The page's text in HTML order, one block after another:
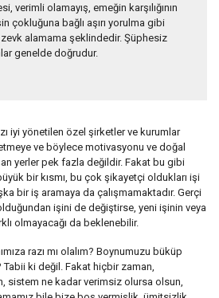
verimli olamayış, emeğin karşılığının
çokluğuna bağlı aşırı yorulma gibi
alamama şeklindedir. Şüphesiz
genelde doğrudur.
iyi yönetilen özel şirketler ve kurumlar
ve böylece motivasyonu ve doğal
yerler pek fazla değildir. Fakat bu gibi
bir kısmı, bu çok şikayetçi oldukları işi
bir iş aramaya da çalışmamaktadır. Gerçi
işini de değiştirse, yeni işinin veya
olmayacağı da beklenebilir.
razı mı olalım? Boynumuzu büküp
ki değil. Fakat hiçbir zaman,
sistem ne kadar verimsiz olursa olsun,